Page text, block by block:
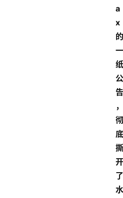
a
x
的
一
纸
公
告
，
彻
底
撕
开
了
水